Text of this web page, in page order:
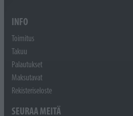
INFO
Toimitus
Takuu
Palautukset
Maksutavat
Rekisteriseloste
SEURAA MEITÄ